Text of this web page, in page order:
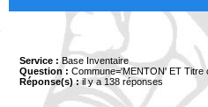
Service : Base Inventaire
Question : Commune='MENTON' ET Titre
Réponse(s) :il y a 138 réponses